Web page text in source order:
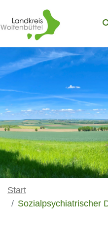
Zum Hauptinhalt springen
Start
Sozialpsychiatrischer